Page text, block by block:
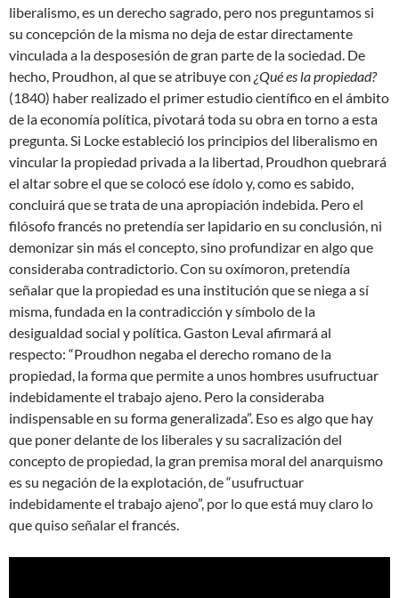
liberalismo, es un derecho sagrado, pero nos preguntamos si
su concepción de la misma no deja de estar directamente
vinculada a la desposesión de gran parte de la sociedad. De
hecho, Proudhon, al que se atribuye con ¿Qué es la propiedad?
(1840) haber realizado el primer estudio científico en el ámbito
de la economía política, pivotará toda su obra en torno a esta
pregunta. Si Locke estableció los principios del liberalismo en
vincular la propiedad privada a la libertad, Proudhon quebrará
el altar sobre el que se colocó ese ídolo y, como es sabido,
concluirá que se trata de una apropiación indebida. Pero el
filósofo francés no pretendía ser lapidario en su conclusión, ni
demonizar sin más el concepto, sino profundizar en algo que
consideraba contradictorio. Con su oxímoron, pretendía
señalar que la propiedad es una institución que se niega a sí
misma, fundada en la contradicción y símbolo de la
desigualdad social y política. Gaston Leval afirmará al
respecto: “Proudhon negaba el derecho romano de la
propiedad, la forma que permite a unos hombres usufructuar
indebidamente el trabajo ajeno. Pero la consideraba
indispensable en su forma generalizada”. Eso es algo que hay
que poner delante de los liberales y su sacralización del
concepto de propiedad, la gran premisa moral del anarquismo
es su negación de la explotación, de “usufructuar
indebidamente el trabajo ajeno”, por lo que está muy claro lo
que quiso señalar el francés.